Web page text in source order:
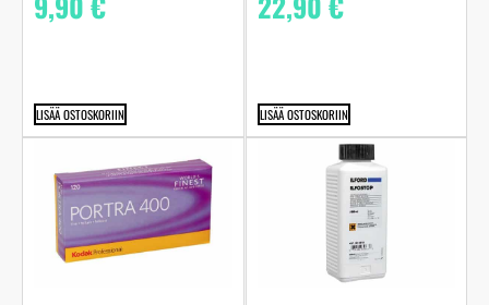
LISÄÄ OSTOSKORIIN LISÄÄ OSTOSKORIIN